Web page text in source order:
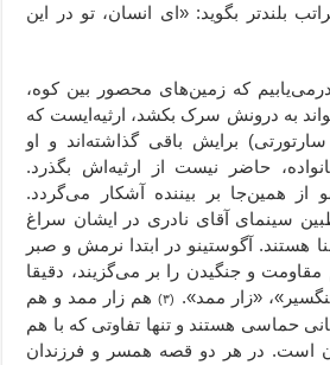
بلندتر بگوید: «ای انسان، تو در این
که زمین‌های محصور بین کوه،
به درونش سرک بکشد، ارثیه‌ایست که
سارتورتی) برایش باقی گذاشته‌اند و او
حاضر نیست از ارثیه‌اش بگذرد.
از همین‌جا بر بیننده آشکار می‌گردد.
سینمای آقای نادری در ایشان سراغ
هستند. آگوستینو در ابتدا نرمش و صبر
و جنگیدن را بر می‌گزیند، دقیقا
«زار ممد».
(۳)
هم زار ممد و هم
حماسی هستند و تنها تفاوتی که با هم
است. در هر دو قصه همسر و فرزندان